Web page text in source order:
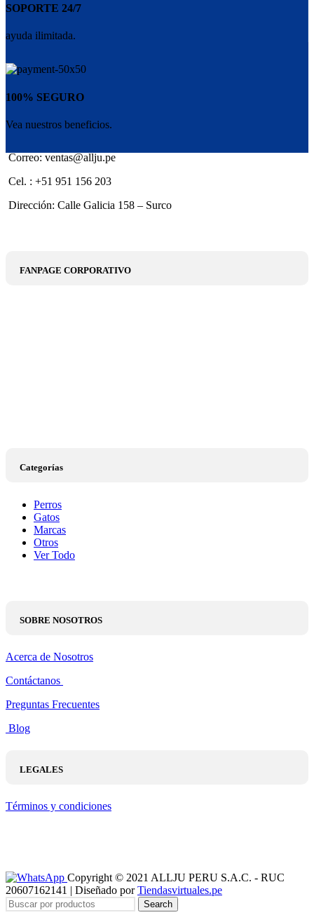
SOPORTE 24/7
ayuda ilimitada.
100% SEGURO
Vea nuestros beneficios.
Correo: ventas@allju.pe
Cel. : +51 951 156 203
Dirección: Calle Galicia 158 – Surco
FANPAGE CORPORATIVO
Categorías
Perros
Gatos
Marcas
Otros
Ver Todo
SOBRE NOSOTROS
Acerca de Nosotros
Contáctanos
Preguntas Frecuentes
Blog
LEGALES
Términos y condiciones
Copyright © 2021 ALLJU PERU S.A.C. - RUC
20607162141 | Diseñado porTiendasvirtuales.pe
Search